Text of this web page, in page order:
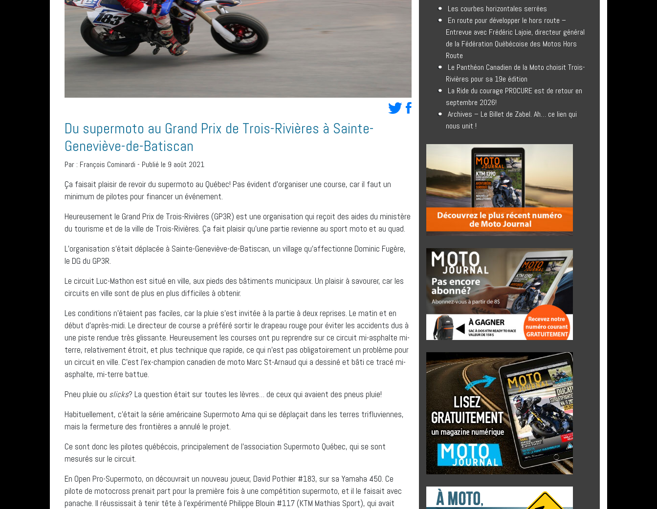
Du supermoto au Grand Prix de Trois-Rivières à Sainte-
Geneviève-de-Batiscan
Par : François Cominardi - Publié le 9 août 2021
Ça faisait plaisir de revoir du supermoto au Québec! Pas évident d’organiser une course, car il faut un
minimum de pilotes pour financer un événement.
Heureusement le Grand Prix de Trois-Rivières (GP3R) est une organisation qui reçoit des aides du ministère
du tourisme et de la ville de Trois-Rivières. Ça fait plaisir qu’une partie revienne au sport moto et au quad.
L’organisation s’était déplacée à Sainte-Geneviève-de-Batiscan, un village qu’affectionne Dominic Fugère,
le DG du GP3R.
Le circuit Luc-Mathon est situé en ville, aux pieds des bâtiments municipaux. Un plaisir à savourer, car les
circuits en ville sont de plus en plus difficiles à obtenir.
Les conditions n’étaient pas faciles, car la pluie s’est invitée à la partie à deux reprises. Le matin et en
début d’après-midi. Le directeur de course a préféré sortir le drapeau rouge pour éviter les accidents dus à
une piste rendue très glissante. Heureusement les courses ont pu reprendre sur ce circuit mi-asphalte mi-
terre, relativement étroit, et plus technique que rapide, ce qui n’est pas obligatoirement un problème pour
un circuit en ville. C’est l’ex-champion canadien de moto Marc St-Arnaud qui a dessiné et bâti ce tracé mi-
asphalte, mi-terre battue.
Pneu pluie ou slicks? La question était sur toutes les lèvres… de ceux qui avaient des pneus pluie!
Habituellement, c’était la série américaine Supermoto Ama qui se déplaçait dans les terres trifluviennes,
mais la fermeture des frontières a annulé le projet.
Ce sont donc les pilotes québécois, principalement de l’association Supermoto Québec, qui se sont
mesurés sur le circuit.
En Open Pro-Supermoto, on découvrait un nouveau joueur, David Pothier #183, sur sa Yamaha 450. Ce
pilote de motocross prenait part pour la première fois à une compétition supermoto, et il le faisait avec
panache. Il réussissait à tenir tête à l’expérimenté Philippe Blouin #117 (KTM Mathias Sport), qui avait
Les courbes horizontales serrées
En route pour développer le hors route –
Entrevue avec Frédéric Lajoie, directeur général
de la Fédération Québécoise des Motos Hors
Route
Le Panthéon Canadien de la Moto choisit Trois-
Rivières pour sa 19e édition
La Ride du courage PROCURE est de retour en
septembre 2026!
Archives – Le Billet de Zabel. Ah… ce lien qui
nous unit !